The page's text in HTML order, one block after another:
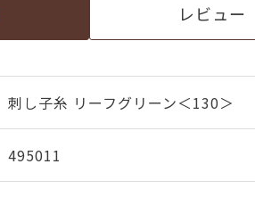
レビュー
刺し子糸 リーフグリーン＜130＞
495011